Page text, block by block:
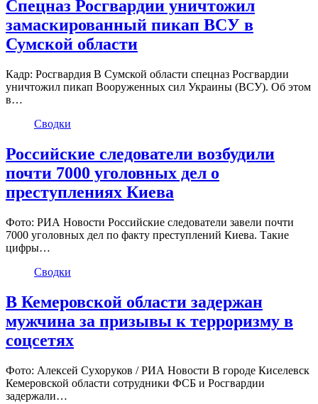
Спецназ Росгвардии уничтожил
замаскированный пикап ВСУ в
Сумской области
Кадр: Росгвардия В Сумской области спецназ Росгвардии
уничтожил пикап Вооруженных сил Украины (ВСУ). Об этом
в…
Сводки
Российские следователи возбудили
почти 7000 уголовных дел о
преступлениях Киева
Фото: РИА Новости Российские следователи завели почти
7000 уголовных дел по факту преступлений Киева. Такие
цифры…
Сводки
В Кемеровской области задержан
мужчина за призывы к терроризму в
соцсетях
Фото: Алексей Сухоруков / РИА Новости В городе Киселевск
Кемеровской области сотрудники ФСБ и Росгвардии
задержали…